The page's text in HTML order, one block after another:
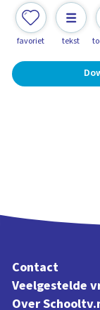
favoriet tekst
Contact
Veelgestelde
Over